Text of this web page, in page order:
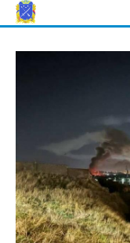
Skip
to